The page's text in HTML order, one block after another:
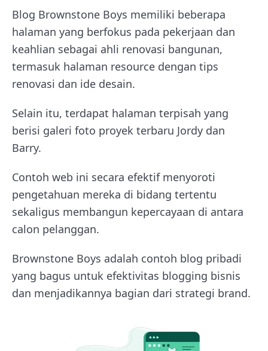
Blog Brownstone Boys memiliki beberapa
halaman yang berfokus pada pekerjaan dan
keahlian sebagai ahli renovasi bangunan,
termasuk halaman resource dengan tips
renovasi dan ide desain.
Selain itu, terdapat halaman terpisah yang
berisi galeri foto proyek terbaru Jordy dan
Barry.
Contoh web ini secara efektif menyoroti
pengetahuan mereka di bidang tertentu
sekaligus membangun kepercayaan di antara
calon pelanggan.
Brownstone Boys adalah contoh blog pribadi
yang bagus untuk efektivitas blogging bisnis
dan menjadikannya bagian dari strategi brand.